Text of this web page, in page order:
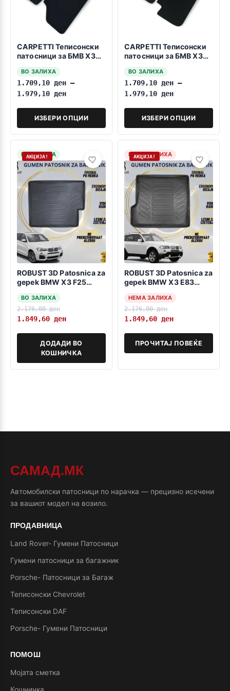
CARPETTI Теписонски
патосници за БМВ Х3
ВО ЗАЛИХА
1.709,10 ден –
1.979,10 ден
ИЗБЕРИ ОПЦИИ
CARPETTI Теписонски
патосници за БМВ Х3
ВО ЗАЛИХА
1.709,10 ден –
1.979,10 ден
ИЗБЕРИ ОПЦИИ
НА ЗАЛИХА
АКЦИЈА!
ROBUST 3D Patosnica za
gepek BMW X3 F25
ВО ЗАЛИХА
2.176,00ден
1.849,60 ден
ДОДАДИ ВО
КОШНИЧКА
НЕМА ЗАЛИХА
АКЦИЈА!
ROBUST 3D Patosnica za
gepek BMW X3 E83
НЕМА ЗАЛИХА
2.176,00ден
1.849,60 ден
ПРОЧИТАЈ ПОВЕЌЕ
САМАД.МК
Автомобилски патосници по нарачка — прецизно исечени
за вашиот модел на возило.
ПРОДАВНИЦА
Land Rover- Гумени Патосници
Гумени патосници за багажник
Porsche- Патосници за Багаж
Теписонски Chevrolet
Теписонски DAF
Porsche- Гумени Патосници
ПОМОШ
Мојата сметка
Кошничка